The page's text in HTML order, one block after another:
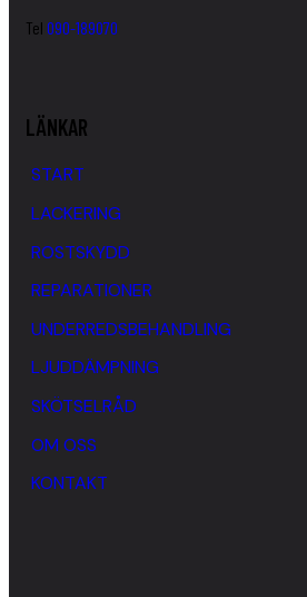
Tel 090-189070
LÄNKAR
START
LACKERING
ROSTSKYDD
REPARATIONER
UNDERREDSBEHANDLING
LJUDDÄMPNING
SKÖTSELRÅD
OM OSS
KONTAKT